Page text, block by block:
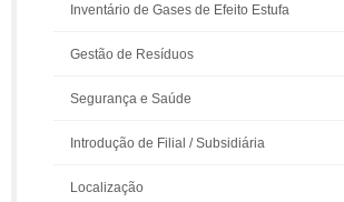
Inventário de Gases de Efeito Estufa
Gestão de Resíduos
Segurança e Saúde
Introdução de Filial / Subsidiária
Localização